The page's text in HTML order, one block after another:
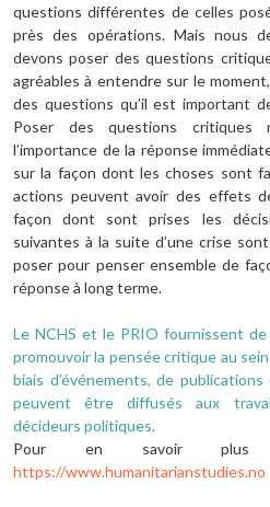
questions différentes de celles
près des opérations. Mais nous
devons poser des questions
agréables à entendre sur le
des questions qu’il est important
Poser des questions critiques
l’importance de la réponse
sur la façon dont les choses sont
actions peuvent avoir des effets
façon dont sont prises les
suivantes à la suite d’une crise
poser pour penser ensemble de
réponse à long terme.
Le NCHS et le PRIO fournissent
promouvoir la pensée critique au
biais d’événements, de
peuvent être diffusés aux
décideurs politiques.
Pour en savoir
https://www.humanitarianstudies.no